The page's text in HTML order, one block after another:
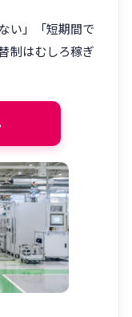
い」「短期間で
制はむしろ稼ぎ